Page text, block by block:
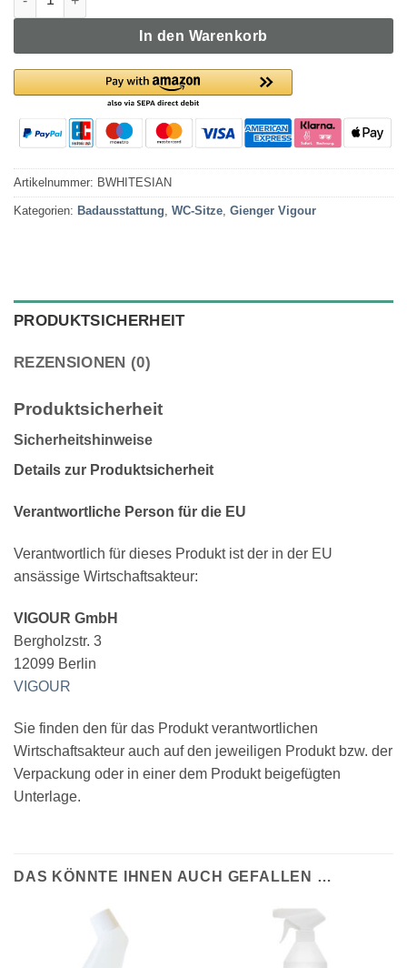
In den Warenkorb
Artikelnummer: BWHITESIAN
Kategorien: Badausstattung, WC-Sitze, Gienger Vigour
PRODUKTSICHERHEIT
REZENSIONEN (0)
Produktsicherheit
Sicherheitshinweise
Details zur Produktsicherheit
Verantwortliche Person für die EU
Verantwortlich für dieses Produkt ist der in der EU
ansässige Wirtschaftsakteur:
VIGOUR GmbH
Bergholzstr. 3
12099 Berlin
VIGOUR
Sie finden den für das Produkt verantwortlichen
Wirtschaftsakteur auch auf den jeweiligen Produkt bzw. der
Verpackung oder in einer dem Produkt beigefügten
Unterlage.
DAS KÖNNTE IHNEN AUCH GEFALLEN …